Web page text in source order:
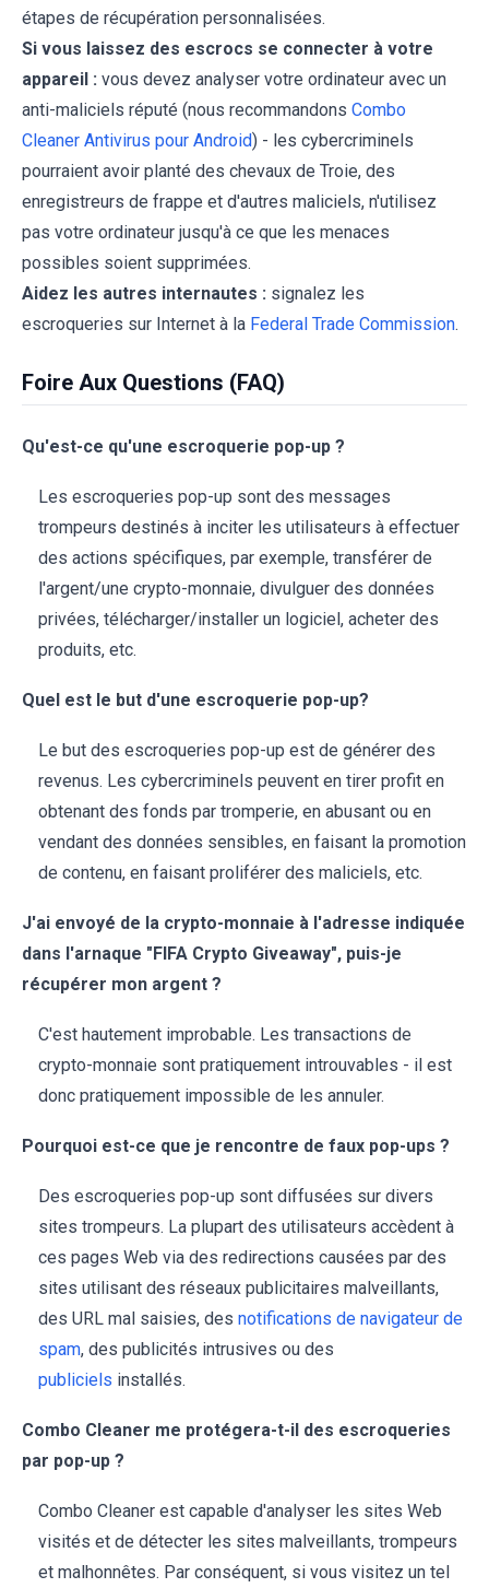
étapes de récupération personnalisées.
Si vous laissez des escrocs se connecter à votre
appareil : vous devez analyser votre ordinateur avec un
anti-maliciels réputé (nous recommandons Combo
Cleaner Antivirus pour Android) - les cybercriminels
pourraient avoir planté des chevaux de Troie, des
enregistreurs de frappe et d'autres maliciels, n'utilisez
pas votre ordinateur jusqu'à ce que les menaces
possibles soient supprimées.
Aidez les autres internautes : signalez les
escroqueries sur Internet à la Federal Trade Commission.
Foire Aux Questions (FAQ)
Qu'est-ce qu'une escroquerie pop-up ?
Les escroqueries pop-up sont des messages
trompeurs destinés à inciter les utilisateurs à effectuer
des actions spécifiques, par exemple, transférer de
l'argent/une crypto-monnaie, divulguer des données
privées, télécharger/installer un logiciel, acheter des
produits, etc.
Quel est le but d'une escroquerie pop-up?
Le but des escroqueries pop-up est de générer des
revenus. Les cybercriminels peuvent en tirer profit en
obtenant des fonds par tromperie, en abusant ou en
vendant des données sensibles, en faisant la promotion
de contenu, en faisant proliférer des maliciels, etc.
J'ai envoyé de la crypto-monnaie à l'adresse indiquée
dans l'arnaque "FIFA Crypto Giveaway", puis-je
récupérer mon argent ?
C'est hautement improbable. Les transactions de
crypto-monnaie sont pratiquement introuvables - il est
donc pratiquement impossible de les annuler.
Pourquoi est-ce que je rencontre de faux pop-ups ?
Des escroqueries pop-up sont diffusées sur divers
sites trompeurs. La plupart des utilisateurs accèdent à
ces pages Web via des redirections causées par des
sites utilisant des réseaux publicitaires malveillants,
des URL mal saisies, des notifications de navigateur de
spam, des publicités intrusives ou des
publiciels installés.
Combo Cleaner me protégera-t-il des escroqueries
par pop-up ?
Combo Cleaner est capable d'analyser les sites Web
visités et de détecter les sites malveillants, trompeurs
et malhonnêtes. Par conséquent, si vous visitez un tel